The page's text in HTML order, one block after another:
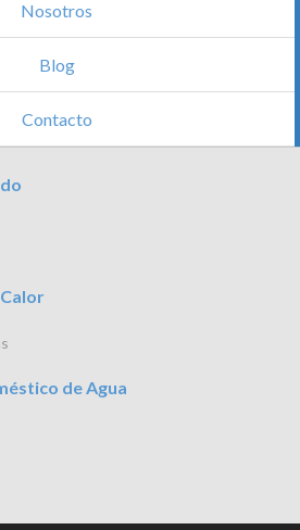
Nosotros
Blog
Contacto
de Agua